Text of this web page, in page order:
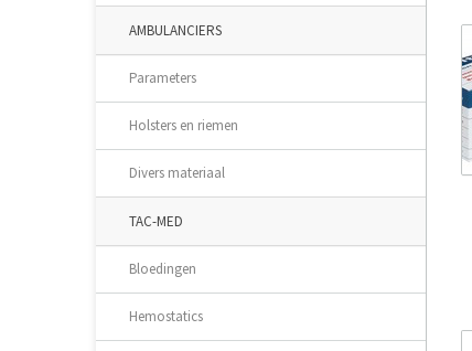
AMBULANCIERS
Parameters
Holsters en riemen
Divers materiaal
TAC-MED
Bloedingen
Hemostatics